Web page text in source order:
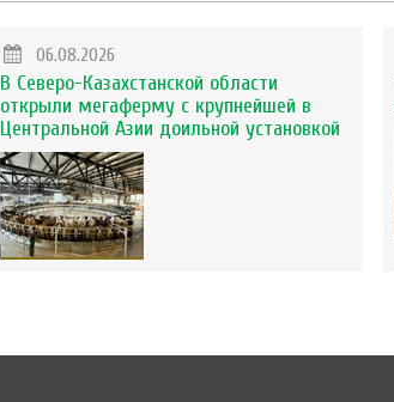
06.08.2026
В Северо-Казахстанской области
открыли мегаферму с крупнейшей в
Центральной Азии доильной установкой